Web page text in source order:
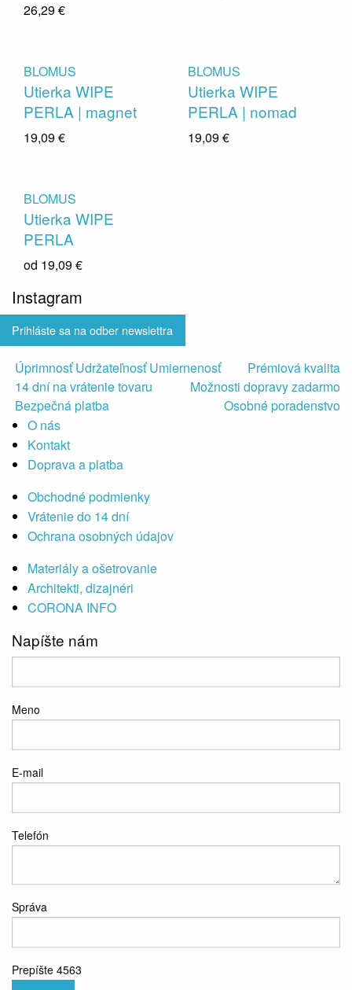
26,29 €
BLOMUS
Utierka WIPE
PERLA | magnet
19,09 €
BLOMUS
Utierka WIPE
PERLA | nomad
19,09 €
BLOMUS
Utierka WIPE
PERLA
od 19,09 €
Instagram
Prihláste sa na odber newslettra
Úprimnosť Udržateľnosť Umiernenosť
Prémiová kvalita
14 dní na vrátenie tovaru
Možnosti dopravy zadarmo
Bezpečná platba
Osobné poradenstvo
O nás
Kontakt
Doprava a platba
Obchodné podmienky
Vrátenie do 14 dní
Ochrana osobných údajov
Materiály a ošetrovanie
Architekti, dizajnéri
CORONA INFO
Napíšte nám
Meno
E-mail
Telefón
Správa
Prepíšte 4563